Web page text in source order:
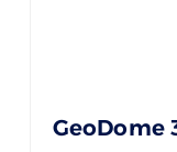
GeoDome